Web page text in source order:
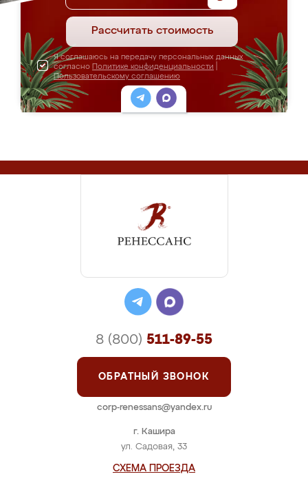
Рассчитать стоимость
Я соглашаюсь на передачу персональных данных
согласно Политике конфиденциальности
Пользовательскому соглашению
г. Кашира
ул. Садовая, 33
СХЕМА ПРОЕЗДА
8 (800) 511-89-55
ОБРАТНЫЙ ЗВОНОК
corp-renessans@yandex.ru